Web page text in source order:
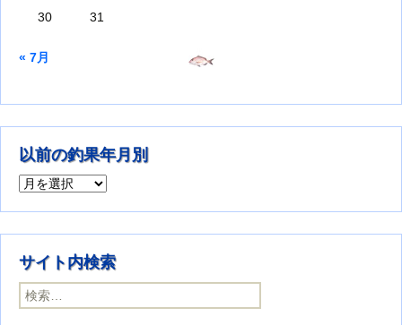
30
31
« 7月
以前の釣果年月別
以前の釣果年月別
サイト内検索
検索: